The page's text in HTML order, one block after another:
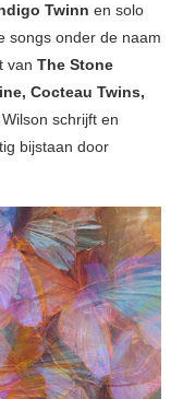
Twinn en solo
songs onder de naam
van The Stone
Cocteau Twins,
Wilson schrijft en
bijstaan door